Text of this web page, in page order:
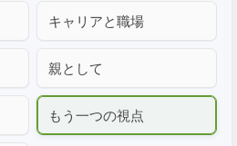
キャリアと職場
親として
もう一つの視点